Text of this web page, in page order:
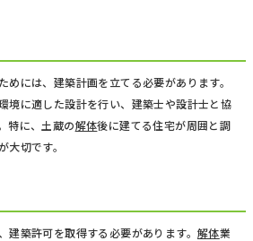
めには、建築計画を立てる必要があります。
境に適した設計を行い、建築士や設計士と協
特に、土蔵の解体後に建てる住宅が周囲と調
切です。
築許可を取得する必要があります。 解体業